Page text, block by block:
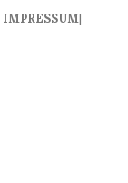
IMPRESSUM|